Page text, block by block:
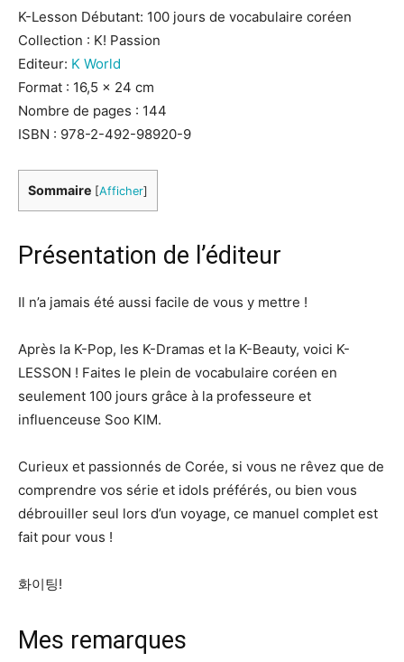
K-Lesson Débutant: 100 jours de vocabulaire coréen
Collection : K! Passion
Editeur: K World
Format : 16,5 x 24 cm
Nombre de pages : 144
ISBN : 978-2-492-98920-9
Sommaire [Afficher]
Présentation de l’éditeur
Il n’a jamais été aussi facile de vous y mettre !
Après la K-Pop, les K-Dramas et la K-Beauty, voici K-
LESSON ! Faites le plein de vocabulaire coréen en
seulement 100 jours grâce à la professeure et
influenceuse Soo KIM.
Curieux et passionnés de Corée, si vous ne rêvez que de
comprendre vos série et idols préférés, ou bien vous
débrouiller seul lors d’un voyage, ce manuel complet est
fait pour vous !
화이팅!
Mes remarques